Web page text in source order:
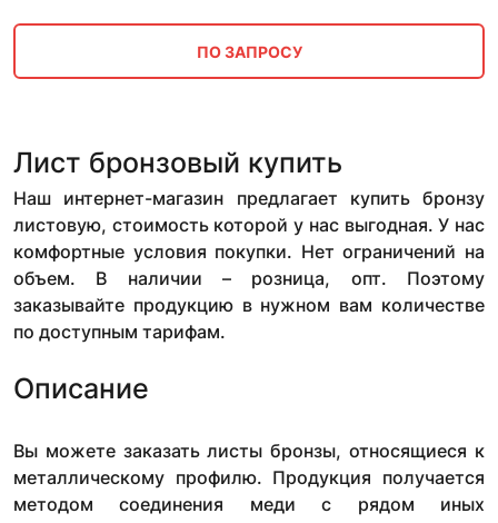
ПО ЗАПРОСУ
Лист бронзовый купить
Наш интернет-магазин предлагает купить бронзу
листовую, стоимость которой у нас выгодная. У нас
комфортные условия покупки. Нет ограничений на
объем. В наличии – розница, опт. Поэтому
заказывайте продукцию в нужном вам количестве
по доступным тарифам.
Описание
Вы можете заказать листы бронзы, относящиеся к
металлическому профилю. Продукция получается
методом соединения меди с рядом иных